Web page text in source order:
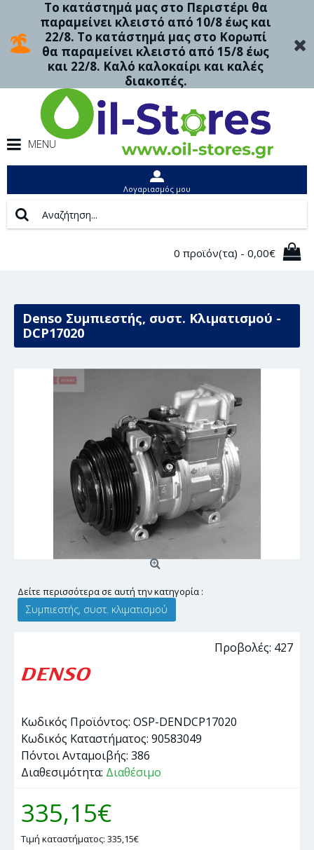
Το κατάστημά μας στο Περιστέρι θα
παραμείνει κλειστό από 10/8 έως και
22/8. Το κατάστημά μας στο Κορωπί
θα παραμείνει κλειστό από 15/8 έως
και 22/8. Καλό καλοκαίρι και καλές
διακοπές.
MENU
Λογαριασμός μου
0 προϊόν(τα) - 0,00€
Denso Συμπιεστής, συστ. Κλιματισμού -
DCP17020
Δείτε περισσότερα σε αυτή την κατηγορία :
Συμπιεστής, συστ. κλιματισμού
Προβολές: 427
Κωδικός Προϊόντος: OSP-DENDCP17020
Κωδικός Καταστήματος: 90583049
Πόντοι Ανταμοιβής: 386
Διαθεσιμότητα: Διαθέσιμο
335,15€
Τιμή καταστήματος: 335,15€